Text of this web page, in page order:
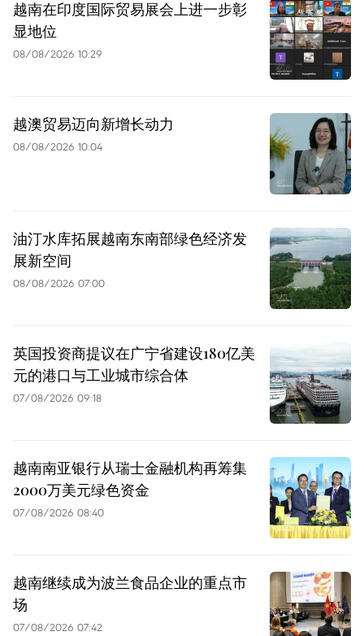
越南在印度国际贸易展会上进一步彰
显地位
08/08/2026 10:29
越澳贸易迈向新增长动力
08/08/2026 10:04
油汀水库拓展越南东南部绿色经济发
展新空间
08/08/2026 07:00
英国投资商提议在广宁省建设180亿美
元的港口与工业城市综合体
07/08/2026 09:18
越南南亚银行从瑞士金融机构再筹集
2000万美元绿色资金
07/08/2026 08:40
越南继续成为波兰食品企业的重点市
场
07/08/2026 07:42